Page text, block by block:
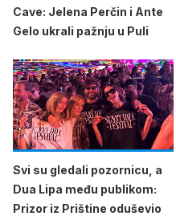
Cave: Jelena Perčin i Ante
Gelo ukrali pažnju u Puli
Svi su gledali pozornicu, a
Dua Lipa među publikom:
Prizor iz Prištine oduševio